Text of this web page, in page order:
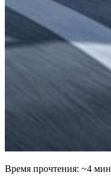
Время прочтения: ~4 мин